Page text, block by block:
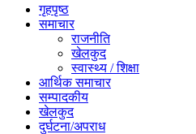
गृहपृष्ठ
समाचार
राजनीति
खेलकुद
स्वास्थ्य / शिक्षा
आर्थिक समाचार
सम्पादकीय
खेलकुद
दुर्घटना/अपराध